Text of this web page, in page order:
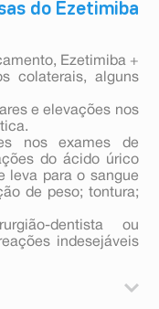
do Ezetimiba
Ezetimiba +
colaterais, alguns
e elevações nos
nos exames de
do ácido úrico
leva para o sangue
de peso; tontura;
dentista ou
indesejáveis